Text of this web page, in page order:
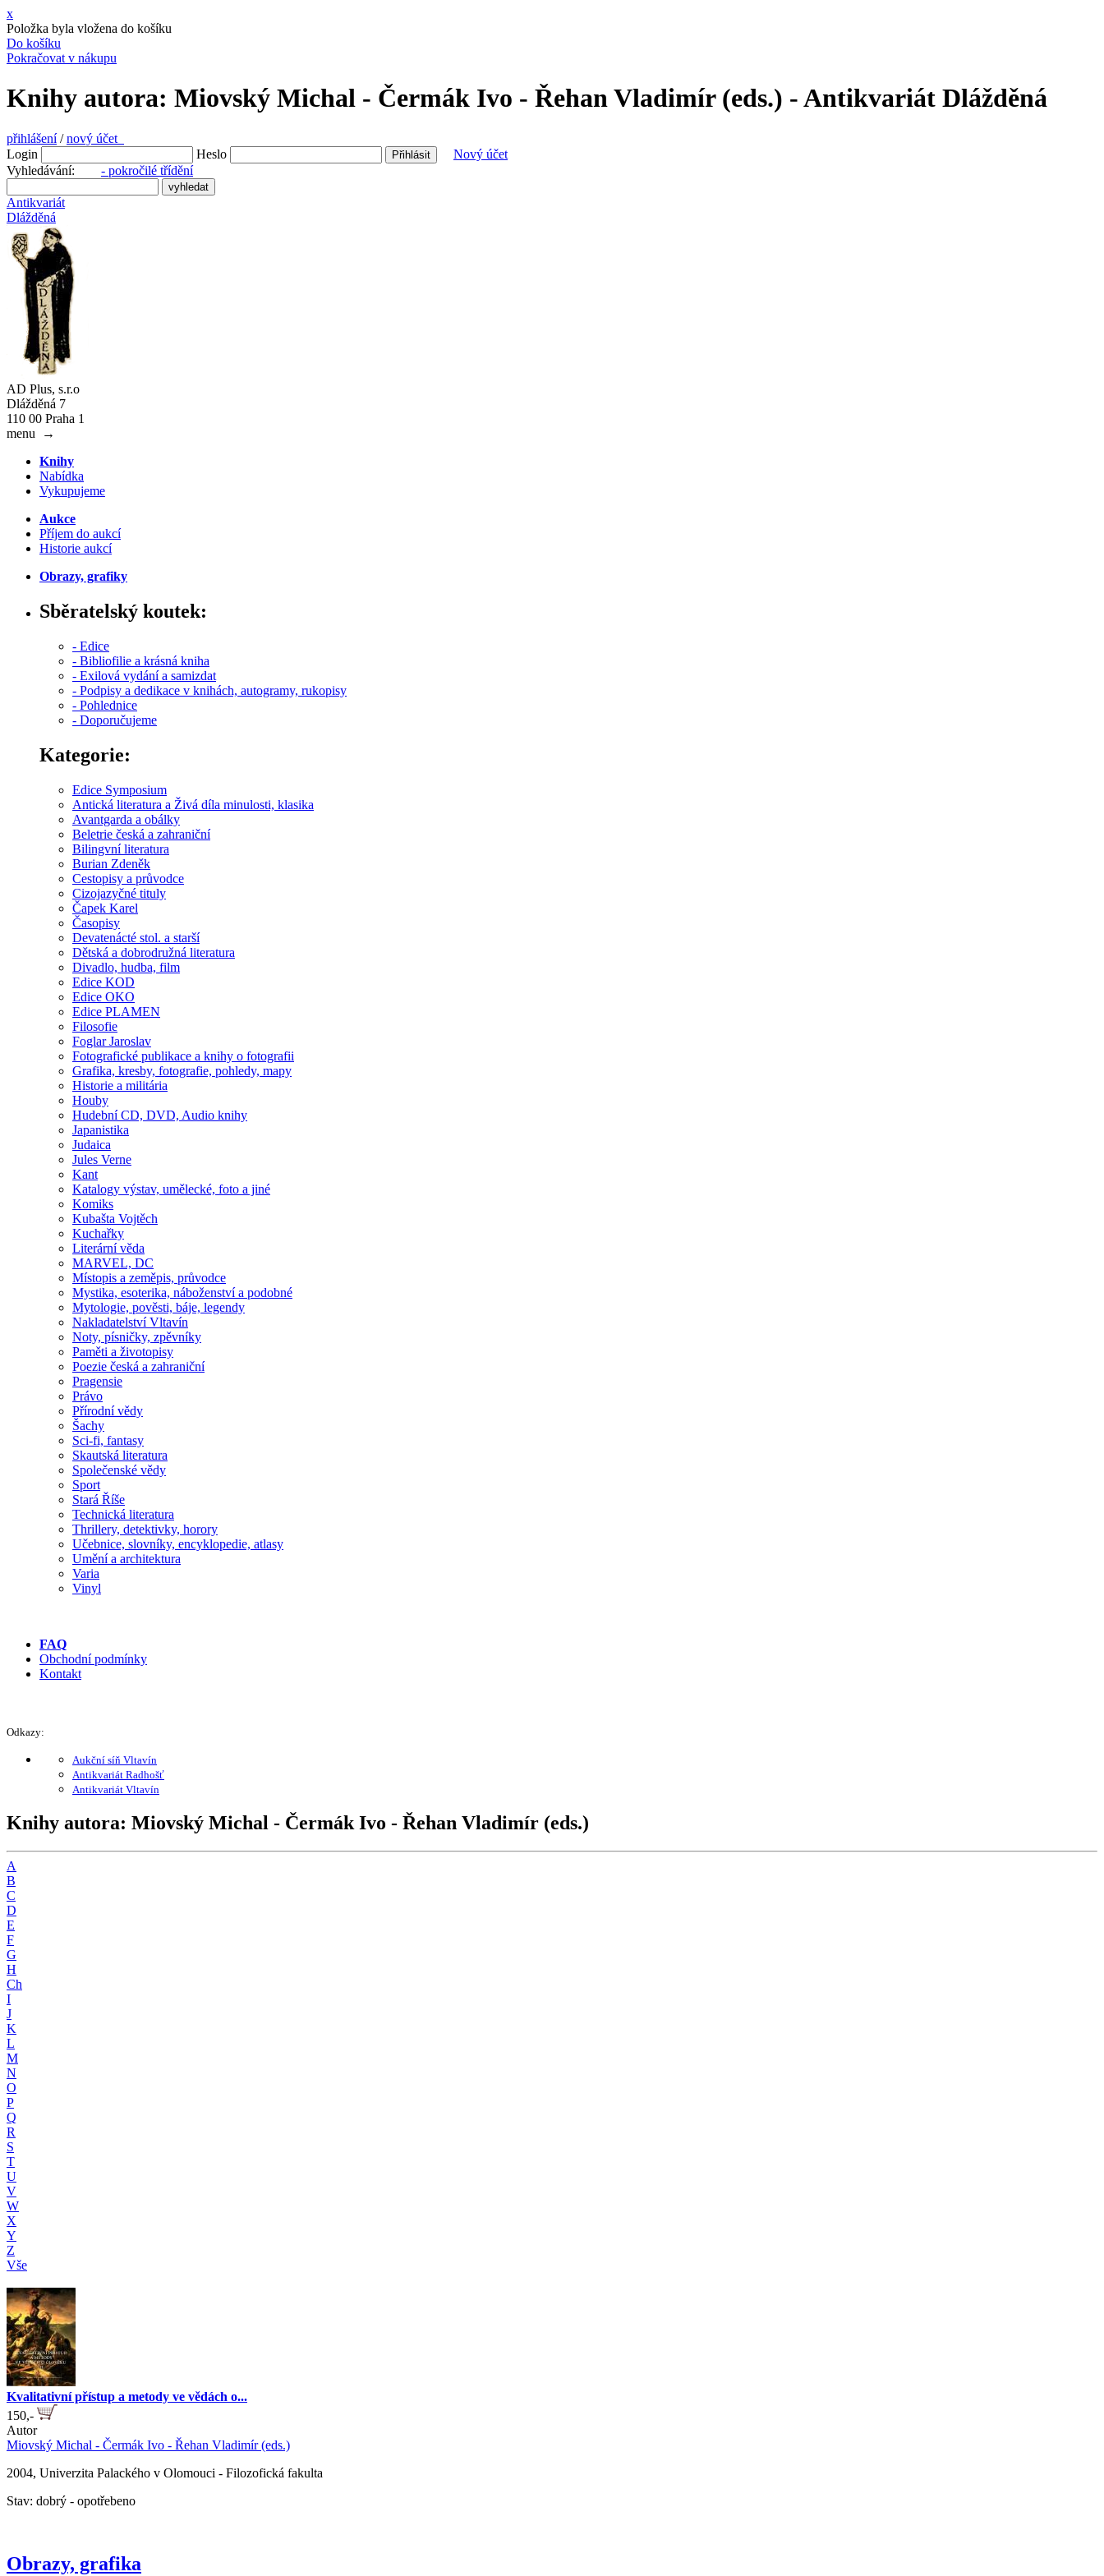
x
Položka byla vložena do košíku
Do košíku
Pokračovat v nákupu
Knihy autora: Miovský Michal - Čermák Ivo - Řehan Vladimír (eds.) - Antikvariát Dlážděná
přihlášení/nový účet
Login
Heslo
Nový účet
Vyhledávání: - pokročilé třídění
Antikvariát
Dlážděná
AD Plus, s.r.o
Dlážděná 7
110 00 Praha 1
menu
→
Knihy
Nabídka
Vykupujeme
Aukce
Příjem do aukcí
Historie aukcí
Obrazy, grafiky
Sběratelský koutek:
- Edice
- Bibliofilie a krásná kniha
- Exilová vydání a samizdat
- Podpisy a dedikace v knihách, autogramy, rukopisy
- Pohlednice
- Doporučujeme
Kategorie:
Edice Symposium
Antická literatura a Živá díla minulosti, klasika
Avantgarda a obálky
Beletrie česká a zahraniční
Bilingvní literatura
Burian Zdeněk
Cestopisy a průvodce
Cizojazyčné tituly
Čapek Karel
Časopisy
Devatenácté stol. a starší
Dětská a dobrodružná literatura
Divadlo, hudba, film
Edice KOD
Edice OKO
Edice PLAMEN
Filosofie
Foglar Jaroslav
Fotografické publikace a knihy o fotografii
Grafika, kresby, fotografie, pohledy, mapy
Historie a militária
Houby
Hudební CD, DVD, Audio knihy
Japanistika
Judaica
Jules Verne
Kant
Katalogy výstav, umělecké, foto a jiné
Komiks
Kubašta Vojtěch
Kuchařky
Literární věda
MARVEL, DC
Místopis a zeměpis, průvodce
Mystika, esoterika, náboženství a podobné
Mytologie, pověsti, báje, legendy
Nakladatelství Vltavín
Noty, písničky, zpěvníky
Paměti a životopisy
Poezie česká a zahraniční
Pragensie
Právo
Přírodní vědy
Šachy
Sci-fi, fantasy
Skautská literatura
Společenské vědy
Sport
Stará Říše
Technická literatura
Thrillery, detektivky, horory
Učebnice, slovníky, encyklopedie, atlasy
Umění a architektura
Varia
Vinyl
FAQ
Obchodní podmínky
Kontakt
Odkazy:
Aukční síň Vltavín
Antikvariát Radhošť
Antikvariát Vltavín
Knihy autora: Miovský Michal - Čermák Ivo - Řehan Vladimír (eds.)
A
B
C
D
E
F
G
H
Ch
I
J
K
L
M
N
O
P
Q
R
S
T
U
V
W
X
Y
Z
Vše
Kvalitativní přístup a metody ve vědách o...
150,-
Autor
Miovský Michal - Čermák Ivo - Řehan Vladimír (eds.)
2004, Univerzita Palackého v Olomouci - Filozofická fakulta
Stav: dobrý - opotřebeno
Obrazy, grafika